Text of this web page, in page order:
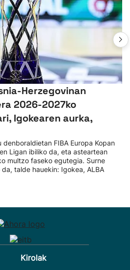
Herzegovinan
2026-2027ko
Igokearen aurka,
FIBA Europa Kopan
Ligan ibiliko da, eta asteartean
multzo faseko egutegia. Surne
talde hauekin: Igokea, ALBA
Kirolak